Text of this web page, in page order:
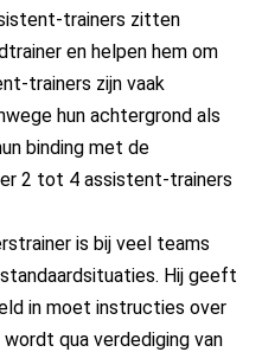
trainers zitten
en helpen hem om
trainers zijn vaak
hun achtergrond als
binding met de
2 tot 4 assistent-trainers
is bij veel teams
Hij geeft
in moet instructies over
qua verdediging van